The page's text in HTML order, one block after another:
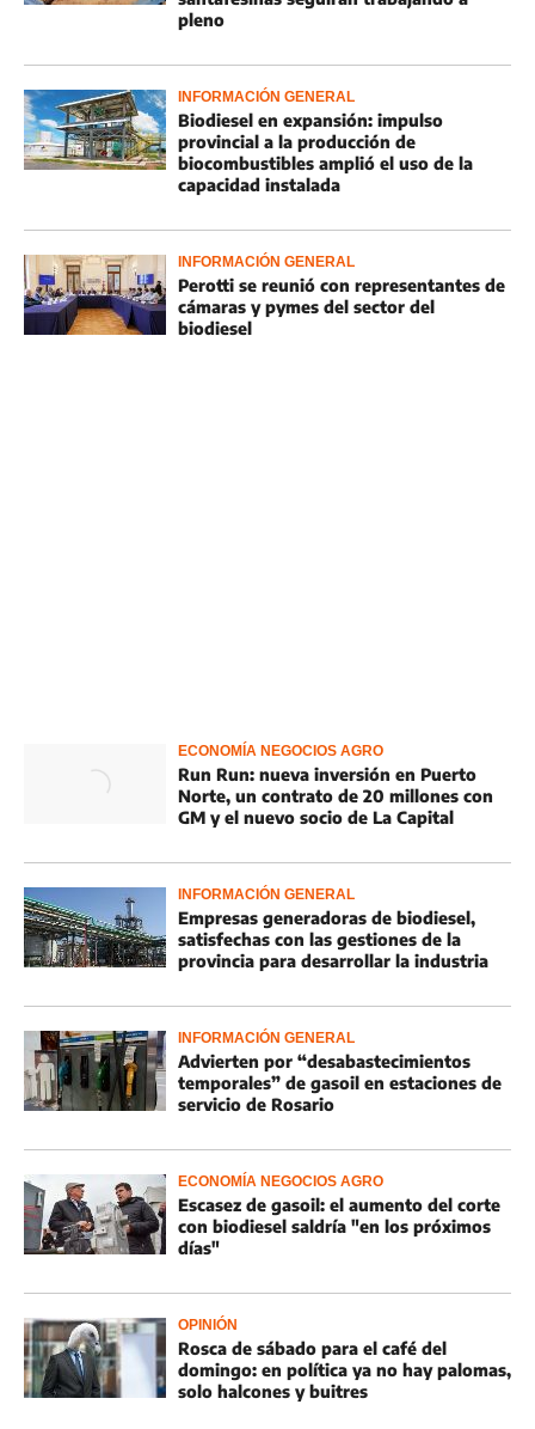
pleno
INFORMACIÓN GENERAL
Biodiesel en expansión: impulso
provincial a la producción de
biocombustibles amplió el uso de la
capacidad instalada
INFORMACIÓN GENERAL
Perotti se reunió con representantes de
cámaras y pymes del sector del
biodiesel
ECONOMÍA NEGOCIOS AGRO
Run Run: nueva inversión en Puerto
Norte, un contrato de 20 millones con
GM y el nuevo socio de La Capital
INFORMACIÓN GENERAL
Empresas generadoras de biodiesel,
satisfechas con las gestiones de la
provincia para desarrollar la industria
INFORMACIÓN GENERAL
Advierten por “desabastecimientos
temporales” de gasoil en estaciones de
servicio de Rosario
ECONOMÍA NEGOCIOS AGRO
Escasez de gasoil: el aumento del corte
con biodiesel saldría "en los próximos
días"
OPINIÓN
Rosca de sábado para el café del
domingo: en política ya no hay palomas,
solo halcones y buitres